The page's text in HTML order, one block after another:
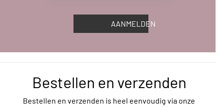
AANMELDEN
Bestellen en verzenden
Bestellen en verzenden is heel eenvoudig via onze